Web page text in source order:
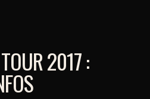
2017 :